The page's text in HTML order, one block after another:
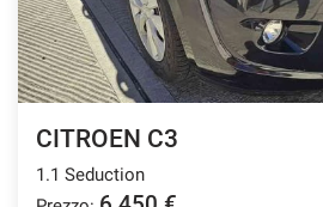
CITROEN C3
1.1 Seduction